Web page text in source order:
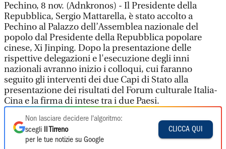
Pechino, 8 nov. (Adnkronos) - Il Presidente della
Repubblica, Sergio Mattarella, è stato accolto a
Pechino al Palazzo dell’Assemblea nazionale del
popolo dal Presidente della Repubblica popolare
cinese, Xi Jinping. Dopo la presentazione delle
rispettive delegazioni e l'esecuzione degli inni
nazionali avranno inizio i colloqui, cui faranno
seguito gli interventi dei due Capi di Stato alla
presentazione dei risultati del Forum culturale Italia-
Cina e la firma di intese tra i due Paesi.
Non lasciare decidere l'algoritmo:
scegli
Il Tirreno
per le tue notizie su Google
CLICCA QUI